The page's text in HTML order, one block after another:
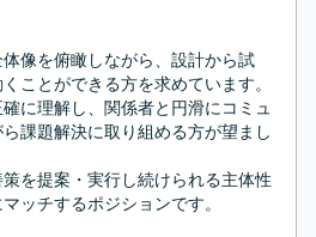
像を俯瞰しながら、設計から試
ことができる方を求めています。
に理解し、関係者と円滑にコミュ
課題解決に取り組める方が望まし
を提案・実行し続けられる主体性
ッチするポジションです。